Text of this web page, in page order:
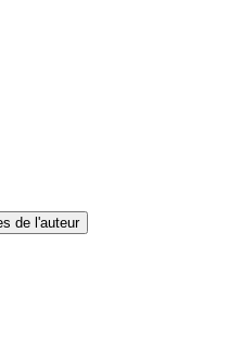
de l'auteur